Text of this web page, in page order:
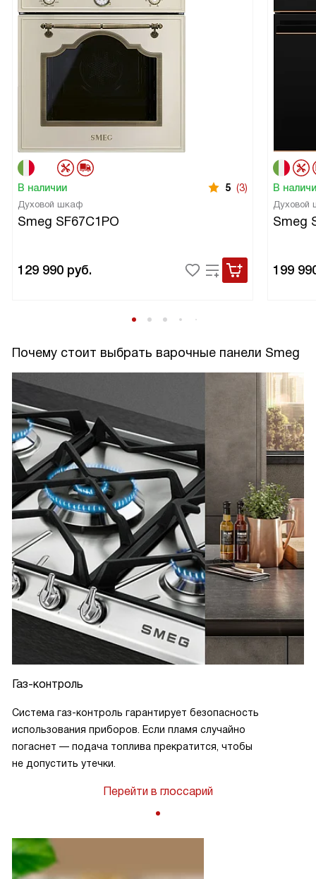
В наличии 5 (3)
Духовой шкаф
Smeg SF67C1PO
129 990 руб.
В
Духовой
Smeg
199
Почему стоит выбрать варочные панели Smeg
Газ-контроль
Система газ-контроль гарантирует безопасность
использования приборов. Если пламя случайно
погаснет — подача топлива прекратится, чтобы
не допустить утечки.
Перейти в глоссарий